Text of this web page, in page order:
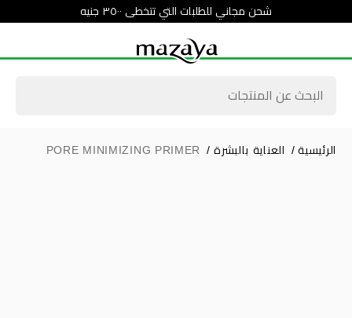
شحن مجاني للطلبات التي تتخطى ٣٥٠٠ جنيه
الرئيسية / العناية بالبشرة /
PORE MINIMIZING PRIMER